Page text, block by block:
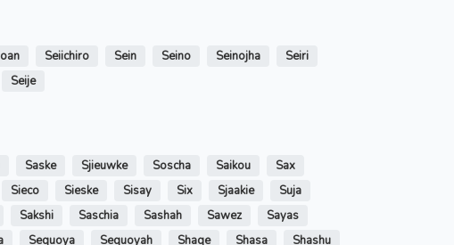
Seiichiro Sein Seino Seinojha
Seiri
Seije
Saske Sjieuwke Soscha Saikou
Sax
Sieco Sieske Sisay Six Sjaakie
Suja
Sakshi Saschia Sashah Sawez
Sayas
Sequoya Sequoyah Shaqe Shasa
Shashu